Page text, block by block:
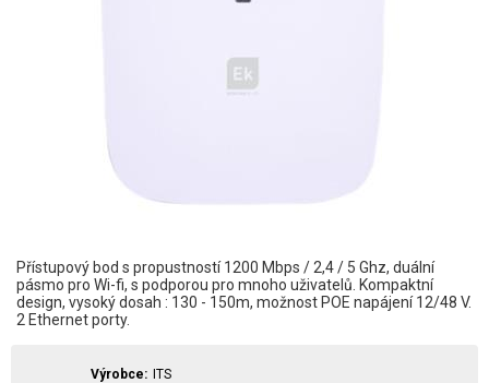
Přístupový bod s propustností 1200 Mbps / 2,4 / 5 Ghz, duální
pásmo pro Wi-fi, s podporou pro mnoho uživatelů. Kompaktní
design, vysoký dosah : 130 - 150m, možnost POE napájení 12/48 V.
2 Ethernet porty.
Výrobce
ITS